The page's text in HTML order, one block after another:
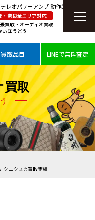
レオパワーアンプ 動作品 テクニクス
・奈良全エリア対応
買取・オーディオ買取
いほうどう
買取品目 LINEで無料査定
買取
クニクスの買取実績